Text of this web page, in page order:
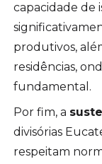
capacidade de
produtivos,
residências,
fundamental.
Por fim, a
divisórias
respeitam